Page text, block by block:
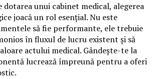
dotarea unui cabinet medical, alegerea
joacă un rol esențial. Nu este
să fie performante, ele trebuie
în fluxul de lucru existent și să
actului medical. Gândește-te la
lucrează împreună pentru a oferi